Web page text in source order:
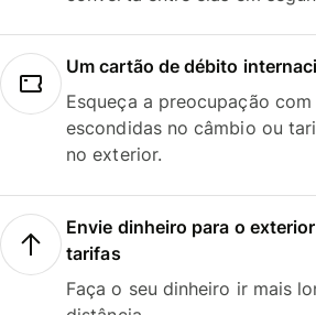
Um cartão de débito
Esqueça a preocupação
escondidas no câmbio ou
no exterior.
Envie dinheiro para o
tarifas
Faça o seu dinheiro ir mais